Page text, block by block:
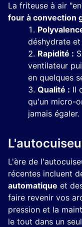
La friteuse à air
four à convection
déshydrate
Rapidité :
ventilateur
en quelques
Qualité : Il
qu'un micro-
jamais égaler.
L'ère de
récentes incluent
automatique et
faire revenir vos
pression et la
le tout dans un